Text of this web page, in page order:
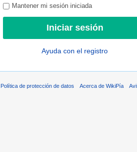
Mantener mi sesión iniciada
Ayuda con el registro
Política de protección de datos Acerca de WikiPía